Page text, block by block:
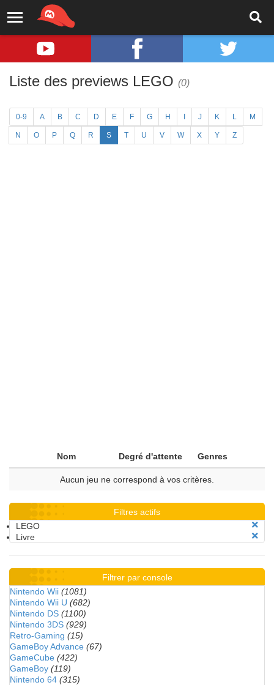
Liste des previews LEGO (0)
0-9 A B C D E F G H J K L M
N O P Q R S T U V W X Y Z
Nom Degré d'attente Genres
Aucun jeu ne correspond à vos critères.
Filtres actifs
LEGO
Livre
Filtrer par console
Nintendo Wii (1081)
Nintendo Wii U (682)
Nintendo DS (1100)
Nintendo 3DS (929)
Retro-Gaming (15)
GameBoy Advance (67)
GameCube (422)
GameBoy (119)
Nintendo 64 (315)